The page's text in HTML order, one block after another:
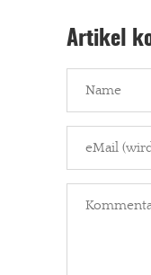
Artikel